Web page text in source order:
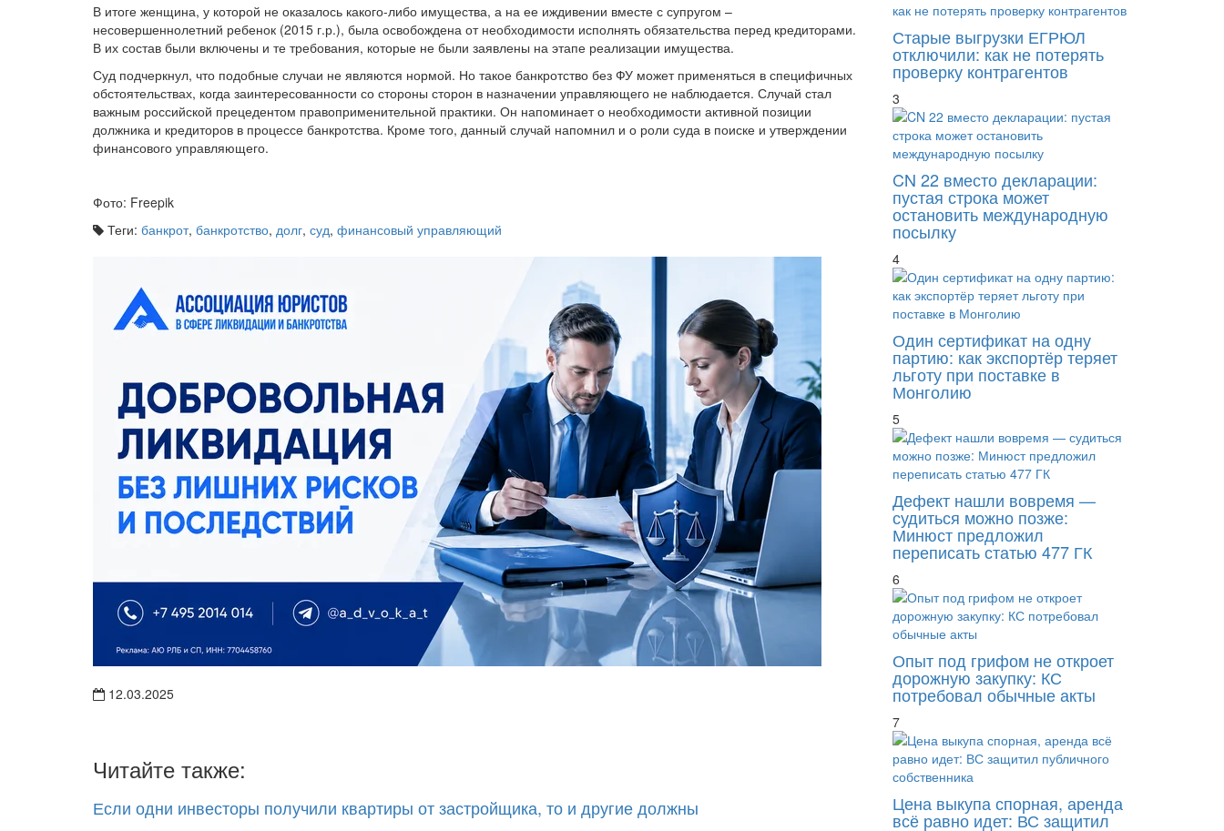
В итоге женщина, у которой не оказалось какого-либо имущества, а на ее иждивении вместе с супругом –
несовершеннолетний ребенок (2015 г.р.), была освобождена от необходимости исполнять обязательства перед кредиторами.
В их состав были включены и те требования, которые не были заявлены на этапе реализации имущества.
Суд подчеркнул, что подобные случаи не являются нормой. Но такое банкротство без ФУ может применяться в специфичных
обстоятельствах, когда заинтересованности со стороны сторон в назначении управляющего не наблюдается. Случай стал
важным российской прецедентом правоприменительной практики. Он напоминает о необходимости активной позиции
должника и кредиторов в процессе банкротства. Кроме того, данный случай напомнил и о роли суда в поиске и утверждении
финансового управляющего.
Фото: Freepik
Теги: банкрот, банкротство, долг, суд, финансовый управляющий
12.03.2025
Читайте также:
Если одни инвесторы получили квартиры от застройщика, то и другие должны КУ «Гугла» попросил повысить
Старые выгрузки ЕГРЮЛ
отключили: как не потерять
проверку контрагентов
3
CN 22 вместо декларации:
пустая строка может
остановить международную
посылку
4
Один сертификат на одну
партию: как экспортёр теряет
льготу при поставке в
Монголию
5
Дефект нашли вовремя —
судиться можно позже:
Минюст предложил
переписать статью 477 ГК
6
Опыт под грифом не откроет
дорожную закупку: КС
потребовал обычные акты
7
Цена выкупа спорная, аренда
всё равно идет: ВС защитил